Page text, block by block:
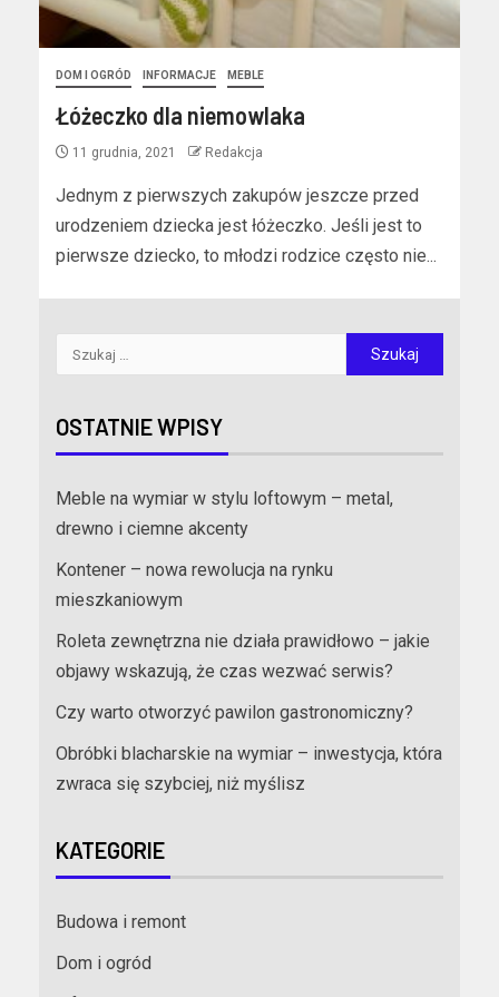
DOM I OGRÓD INFORMACJE MEBLE
Łóżeczko dla niemowlaka
11 grudnia, 2021 Redakcja
Jednym z pierwszych zakupów jeszcze przed
urodzeniem dziecka jest łóżeczko. Jeśli jest to
pierwsze dziecko, to młodzi rodzice często nie...
OSTATNIE WPISY
Meble na wymiar w stylu loftowym – metal,
drewno i ciemne akcenty
Kontener – nowa rewolucja na rynku
mieszkaniowym
Roleta zewnętrzna nie działa prawidłowo – jakie
objawy wskazują, że czas wezwać serwis?
Czy warto otworzyć pawilon gastronomiczny?
Obróbki blacharskie na wymiar – inwestycja, która
zwraca się szybciej, niż myślisz
KATEGORIE
Budowa i remont
Dom i ogród